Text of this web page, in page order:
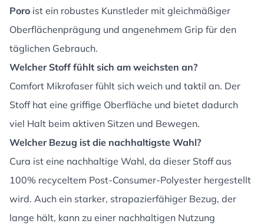
Poro ist ein robustes Kunstleder mit gleichmäßiger
Oberflächenprägung und angenehmem Grip für den
täglichen Gebrauch.
Welcher Stoff fühlt sich am weichsten an?
Comfort Mikrofaser fühlt sich weich und taktil an. Der
Stoff hat eine griffige Oberfläche und bietet dadurch
viel Halt beim aktiven Sitzen und Bewegen.
Welcher Bezug ist die nachhaltigste Wahl?
Cura ist eine nachhaltige Wahl, da dieser Stoff aus
100% recyceltem Post-Consumer-Polyester hergestellt
wird. Auch ein starker, strapazierfähiger Bezug, der
lange hält, kann zu einer nachhaltigen Nutzung